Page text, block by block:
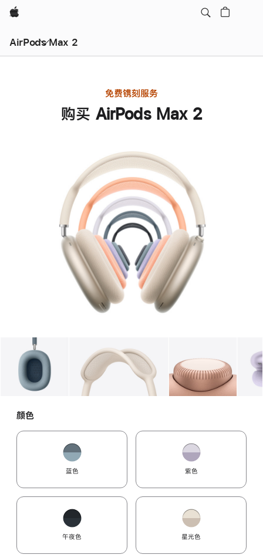
Apple
AirPods Max 2
免费镌刻服务
购买 AirPods Max 2
图库 1 图库 图像 图库 图像
颜色
蓝色 紫色
午夜色 星光色